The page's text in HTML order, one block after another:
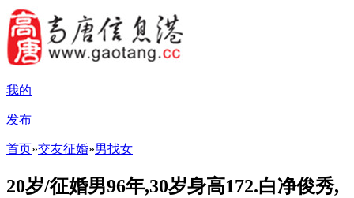
我的
发布
首页»交友征婚»男找女
20岁/征婚男96年,30岁身高172.白净俊秀,